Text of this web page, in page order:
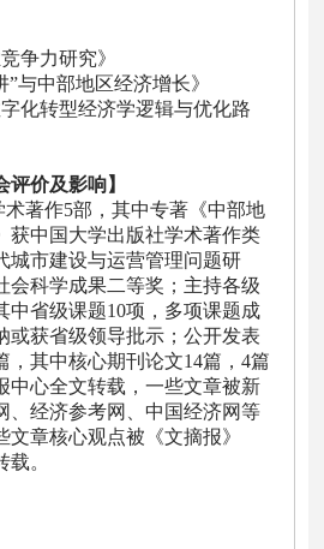
争力研究》
”与中部地区经济增长》
化转型经济学逻辑与优化路
评价及影响】
著作5部，其中专著《中部地
获中国大学出版社学术著作类
城市建设与运营管理问题研
会科学成果二等奖；主持各级
中省级课题10项，多项课题成
或获省级领导批示；公开发表
，其中核心期刊论文14篇，4篇
中心全文转载，一些文章被新
、经济参考网、中国经济网等
章核心观点被《文摘报》
载。